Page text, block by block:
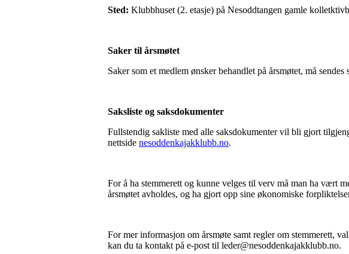
Sted: Klubbhuset (2. etasje) på Nesoddtangen gamle
Saker til årsmøtet
Saker som et medlem ønsker behandlet på årsmøtet, må
Saksliste og saksdokumenter
Fullstendig sakliste med alle saksdokumenter vil bli gjort
nettside nesoddenkajakklubb.no.
For å ha stemmerett og kunne velges til verv må man ha vært
årsmøtet avholdes, og ha gjort opp sine økonomiske
For mer informasjon om årsmøte samt regler om stemmerett,
kan du ta kontakt på e-post til leder@nesoddenkajakklubb.no.